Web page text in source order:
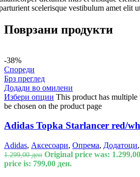
scelerisque vestibulum amet elit
Поврзани продукти
-38%
Спореди
Брз преглед
Додади во омилени
Избери опции This product has
be chosen on the product page
Adidas Topka Starlancer red/
Adidas, Аксесоари, Опрема, Додатоци,
1.299,00ден Original price was:
price is: 799,00 ден.